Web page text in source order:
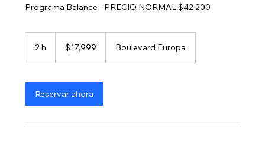
Programa Balance - PRECIO NORMAL $42 200
2 h
pesos
mexicanos
$17,999 Boulevard Europa
Reservar ahora